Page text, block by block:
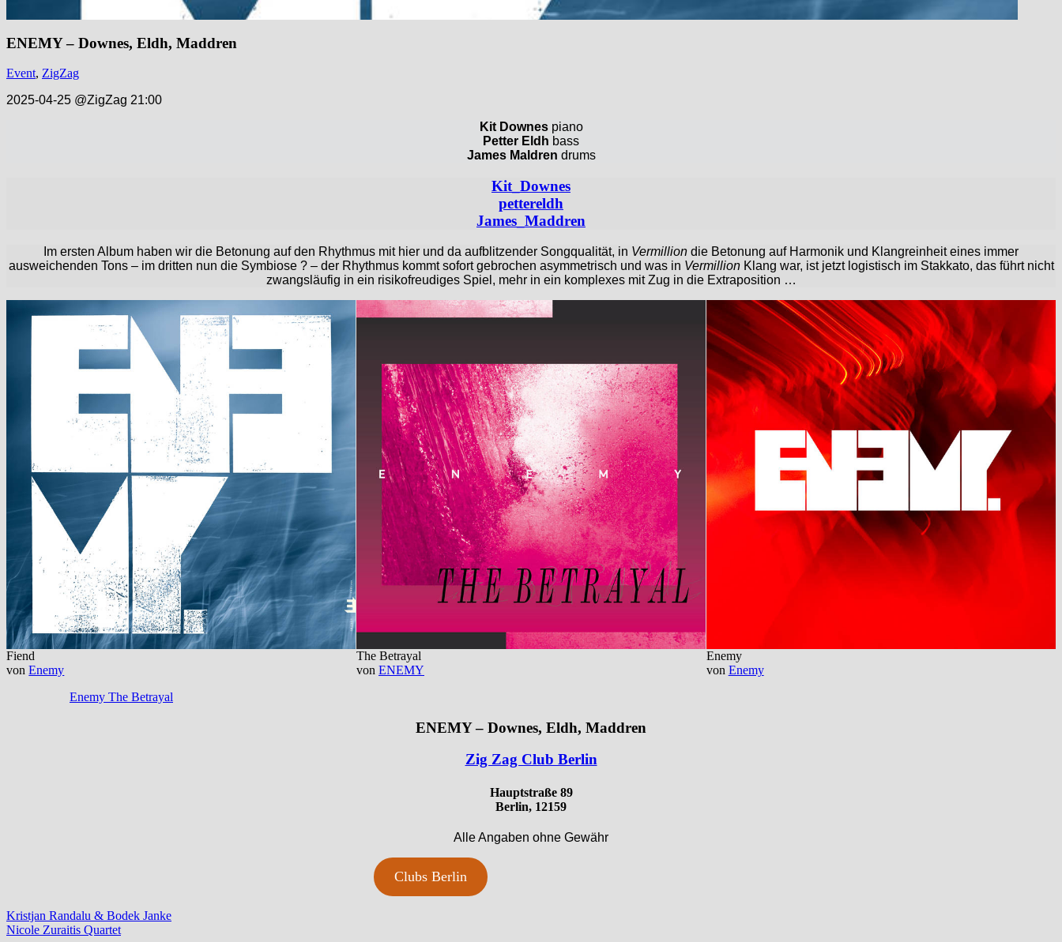
ENEMY – Downes, Eldh, Maddren
Event, ZigZag
2025-04-25 @ZigZag 21:00
Kit Downes piano
Petter Eldh bass
James Maldren drums
Kit_Downes
pettereldh
James_Maddren
Im ersten Album haben wir die Betonung auf den Rhythmus mit hier und da aufblitzender Songqualität, in Vermillion die Betonung auf Harmonik und Klangreinheit eines immer
ausweichenden Tons – im dritten nun die Symbiose ? – der Rhythmus kommt sofort gebrochen asymmetrisch und was in VermillionKlang war, ist jetzt logistisch im Stakkato, das führt nicht
zwangsläufig in ein risikofreudiges Spiel, mehr in ein komplexes mit Zug in die Extraposition …
Fiend
vonEnemy
The Betrayal
von ENEMY
Enemy
von Enemy
Enemy The Betrayal
ENEMY – Downes, Eldh, Maddren
Zig Zag Club Berlin
Hauptstraße 89
Berlin, 12159
Alle Angaben ohne Gewähr
Clubs Berlin
Beitragsnavigation
Vorheriger
Beitrag:
Kristjan Randalu & Bodek Janke
Nächster
Nicole Zuraitis Quartet